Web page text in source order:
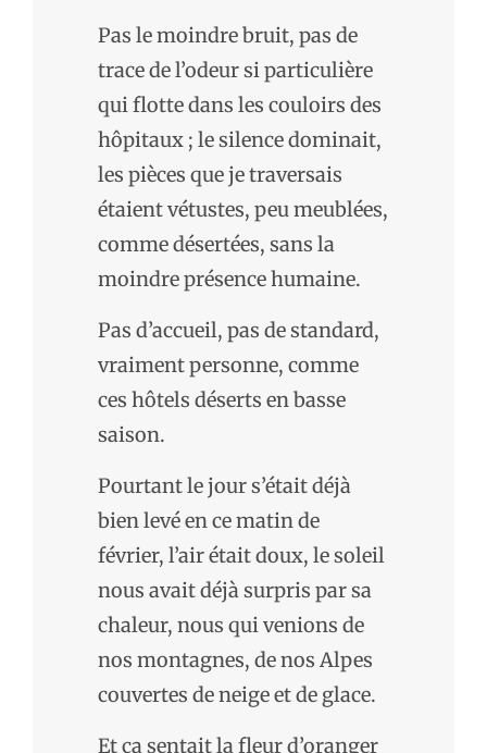
Pas le moindre bruit, pas de
trace de l’odeur si particulière
qui flotte dans les couloirs des
hôpitaux ; le silence dominait,
les pièces que je traversais
étaient vétustes, peu meublées,
comme désertées, sans la
moindre présence humaine.
Pas d’accueil, pas de standard,
vraiment personne, comme
ces hôtels déserts en basse
saison.
Pourtant le jour s’était déjà
bien levé en ce matin de
février, l’air était doux, le soleil
nous avait déjà surpris par sa
chaleur, nous qui venions de
nos montagnes, de nos Alpes
couvertes de neige et de glace.
Et ça sentait la fleur d’oranger